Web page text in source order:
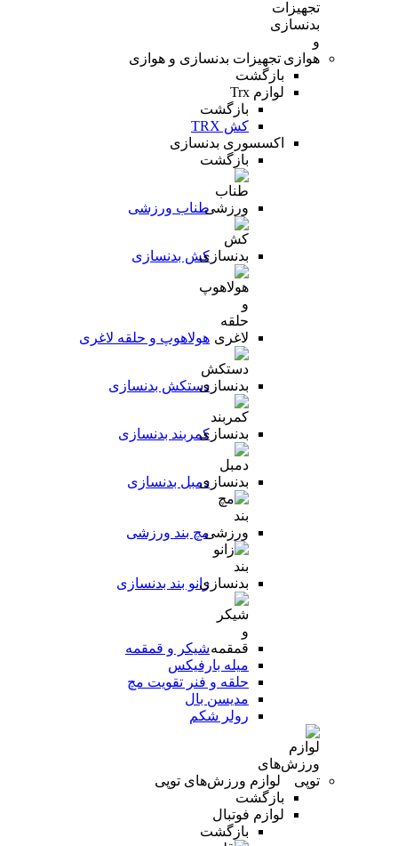
تجهیزات بدنسازی و هوازی
بازگشت
لوازم Trx
بازگشت
کش TRX
اکسسوری بدنسازی
بازگشت
طناب ورزشی
کش بدنسازی
هولاهوپ و حلقه لاغری
دستکش بدنسازی
کمربند بدنسازی
دمبل بدنسازی
مچ بند ورزشی
زانو بند بدنسازی
شیکر و قمقمه
میله بارفیکس
حلقه و فنر تقویت مچ
مدیسن بال
رولر شکم
لوازم ورزش‌های توپی
بازگشت
لوازم فوتبال
بازگشت